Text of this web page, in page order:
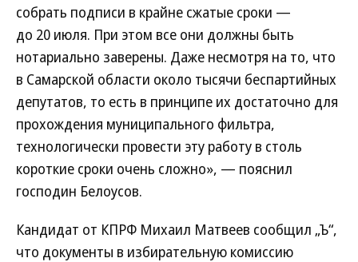
собрать подписи в крайне сжатые сроки —
до 20 июля. При этом все они должны быть
нотариально заверены. Даже несмотря на то, что
в Самарской области около тысячи беспартийных
депутатов, то есть в принципе их достаточно для
прохождения муниципального фильтра,
технологически провести эту работу в столь
короткие сроки очень сложно», — пояснил
господин Белоусов.
Кандидат от КПРФ Михаил Матвеев сообщил „Ъ“,
что документы в избирательную комиссию